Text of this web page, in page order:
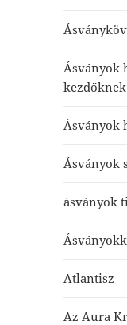
Ásványok
kezdőknek
Ásványok
Ásványok
ásványok
Atlantisz
Az Aura